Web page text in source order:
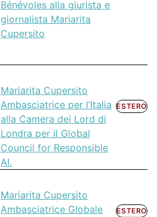
Bénévoles alla giurista e
giornalista Mariarita
Cupersito
Mariarita Cupersito
Ambasciatrice per l’Italia
alla Camera dei Lord di
Londra per il Global
Council for Responsible
AI.
ESTERO
Mariarita Cupersito
Ambasciatrice Globale
ESTERO